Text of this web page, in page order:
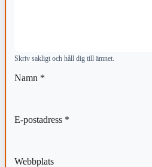
Skriv sakligt och håll dig till ämnet.
Namn *
E-postadress *
Webbplats